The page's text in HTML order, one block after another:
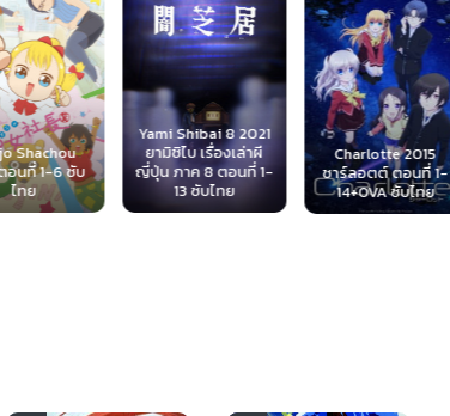
Shachou
นที่ 1-6 ซับ
ไทย
Yami Shibai 8 2021
ยามิชิไบ เรื่องเล่าผี
ญี่ปุ่น ภาค 8 ตอนที่ 1-
13 ซับไทย
Charlotte 2015
ชาร์ลอตต์ ตอนที่ 1-
14+OVA ซับไทย